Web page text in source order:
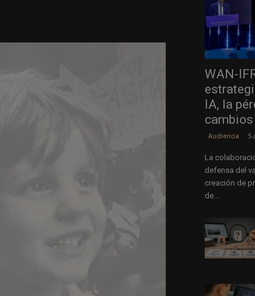
WAN-
IA, la
Audiencia 5
La
defensa del
creación de
de...